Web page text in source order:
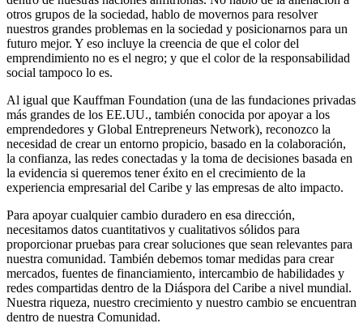
otros grupos de la sociedad, hablo de movernos para resolver
nuestros grandes problemas en la sociedad y posicionarnos para un
futuro mejor. Y eso incluye la creencia de que el color del
emprendimiento no es el negro; y que el color de la responsabilidad
social tampoco lo es.
Al igual que Kauffman Foundation (una de las fundaciones privadas
más grandes de los EE.UU., también conocida por apoyar a los
emprendedores y Global Entrepreneurs Network), reconozco la
necesidad de crear un entorno propicio, basado en la colaboración,
la confianza, las redes conectadas y la toma de decisiones basada en
la evidencia si queremos tener éxito en el crecimiento de la
experiencia empresarial del Caribe y las empresas de alto impacto.
Para apoyar cualquier cambio duradero en esa dirección,
necesitamos datos cuantitativos y cualitativos sólidos para
proporcionar pruebas para crear soluciones que sean relevantes para
nuestra comunidad. También debemos tomar medidas para crear
mercados, fuentes de financiamiento, intercambio de habilidades y
redes compartidas dentro de la Diáspora del Caribe a nivel mundial.
Nuestra riqueza, nuestro crecimiento y nuestro cambio se encuentran
dentro de nuestra Comunidad.